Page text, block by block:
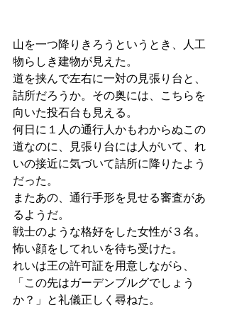
山を一つ降りきろうというとき、人工
物らしき建物が見えた。
道を挟んで左右に一対の見張り台と、
詰所だろうか。その奥には、こちらを
向いた投石台も見える。
何日に１人の通行人かもわからぬこの
道なのに、見張り台には人がいて、れ
いの接近に気づいて詰所に降りたよう
だった。
またあの、通行手形を見せる審査があ
るようだ。
戦士のような格好をした女性が３名。
怖い顔をしてれいを待ち受けた。
れいは王の許可証を用意しながら、
「この先はガーデンブルグでしょう
か？」と礼儀正しく尋ねた。